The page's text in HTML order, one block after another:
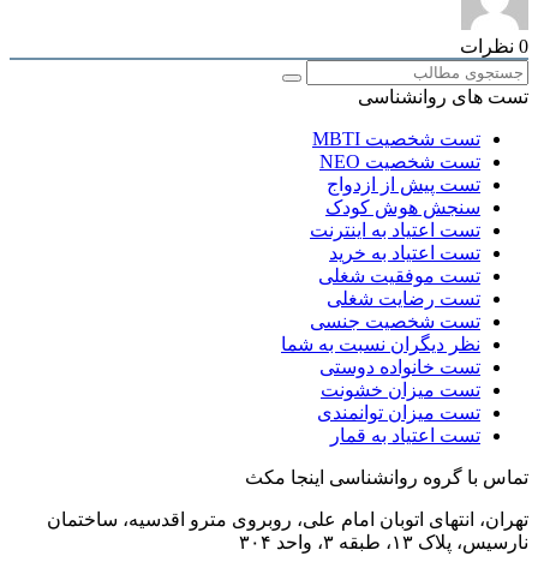
های روانشناسی
تست شخصیت MBTI
تست شخصیت NEO
تست پیش از ازدواج
سنجش هوش کودک
تست اعتیاد به اینترنت
تست اعتیاد به خرید
تست موفقیت شغلی
تست رضایت شغلی
تست شخصیت جنسی
نظر دیگران نسبت به شما
تست خانواده دوستی
تست میزان خشونت
تست میزان توانمندی
تست اعتیاد به قمار
با گروه روانشناسی اینجا مکث
انتهای اتوبان امام‌ علی، روبروی مترو اقدسیه، ساختمان
۱۳، طبقه ۳، واحد ۳۰۴